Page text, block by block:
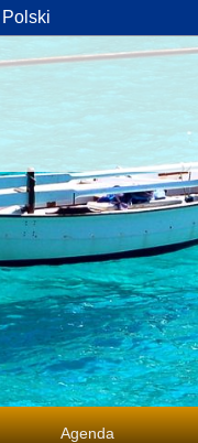
Polski
Agenda